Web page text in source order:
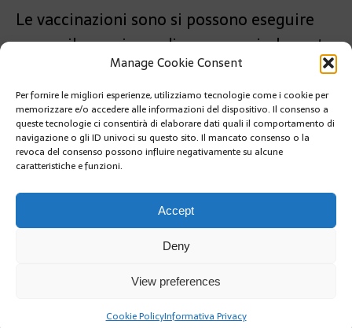
Manage Cookie Consent
Per fornire le migliori esperienze, utilizziamo tecnologie come i cookie per
memorizzare e/o accedere alle informazioni del dispositivo. Il consenso a
queste tecnologie ci consentirà di elaborare dati quali il comportamento di
navigazione o gli ID univoci su questo sito. Il mancato consenso o la
revoca del consenso possono influire negativamente su alcune
caratteristiche e funzioni.
Accept
Deny
View preferences
Cookie PolicyInformativa Privacy
Le vaccinazioni sono si possono eseguire
presso il proprio medico e sono rimborsate
dalle assicurazioni.
PRÉCÉDENT
PLAY OFF DI BASKET IN EUROLEGA, LA ROCA
SCONFITTA IN CASA DAL MACCABI TEL AVIV
MERCEDES MARTINI
Copyright @2019 | by Crivle